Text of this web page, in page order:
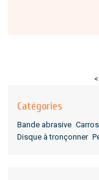
Catégories
Bande abrasive
Disque à tronçonner